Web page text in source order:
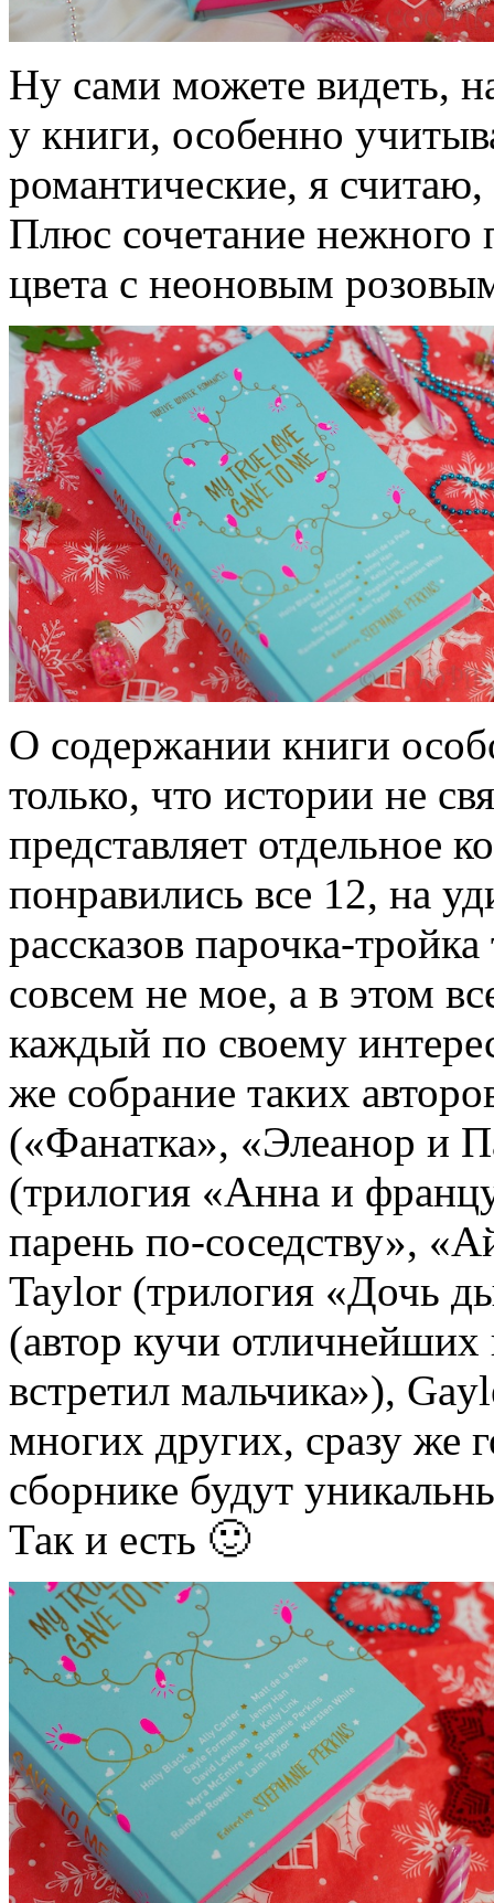
Ну сами можете видеть,
у книги, особенно
романтические, я
Плюс сочетание нежного
цвета с неоновым
О содержании книги
только, что истории не
представляет отдельное
понравились все 12, на
рассказов парочка-
совсем не мое, а в этом
каждый по своему
же собрание таких
(«Фанатка», «Элеанор и
(трилогия «Анна и
парень по-соседству»,
Taylor (трилогия «Дочь
(автор кучи
встретил мальчика»),
многих других, сразу же
сборнике будут
Так и есть 🙂